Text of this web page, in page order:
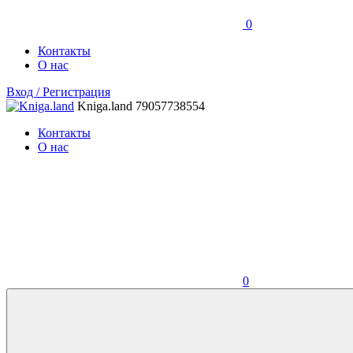
0
Контакты
О нас
Вход / Регистрация
Kniga.land 79057738554
Контакты
О нас
0